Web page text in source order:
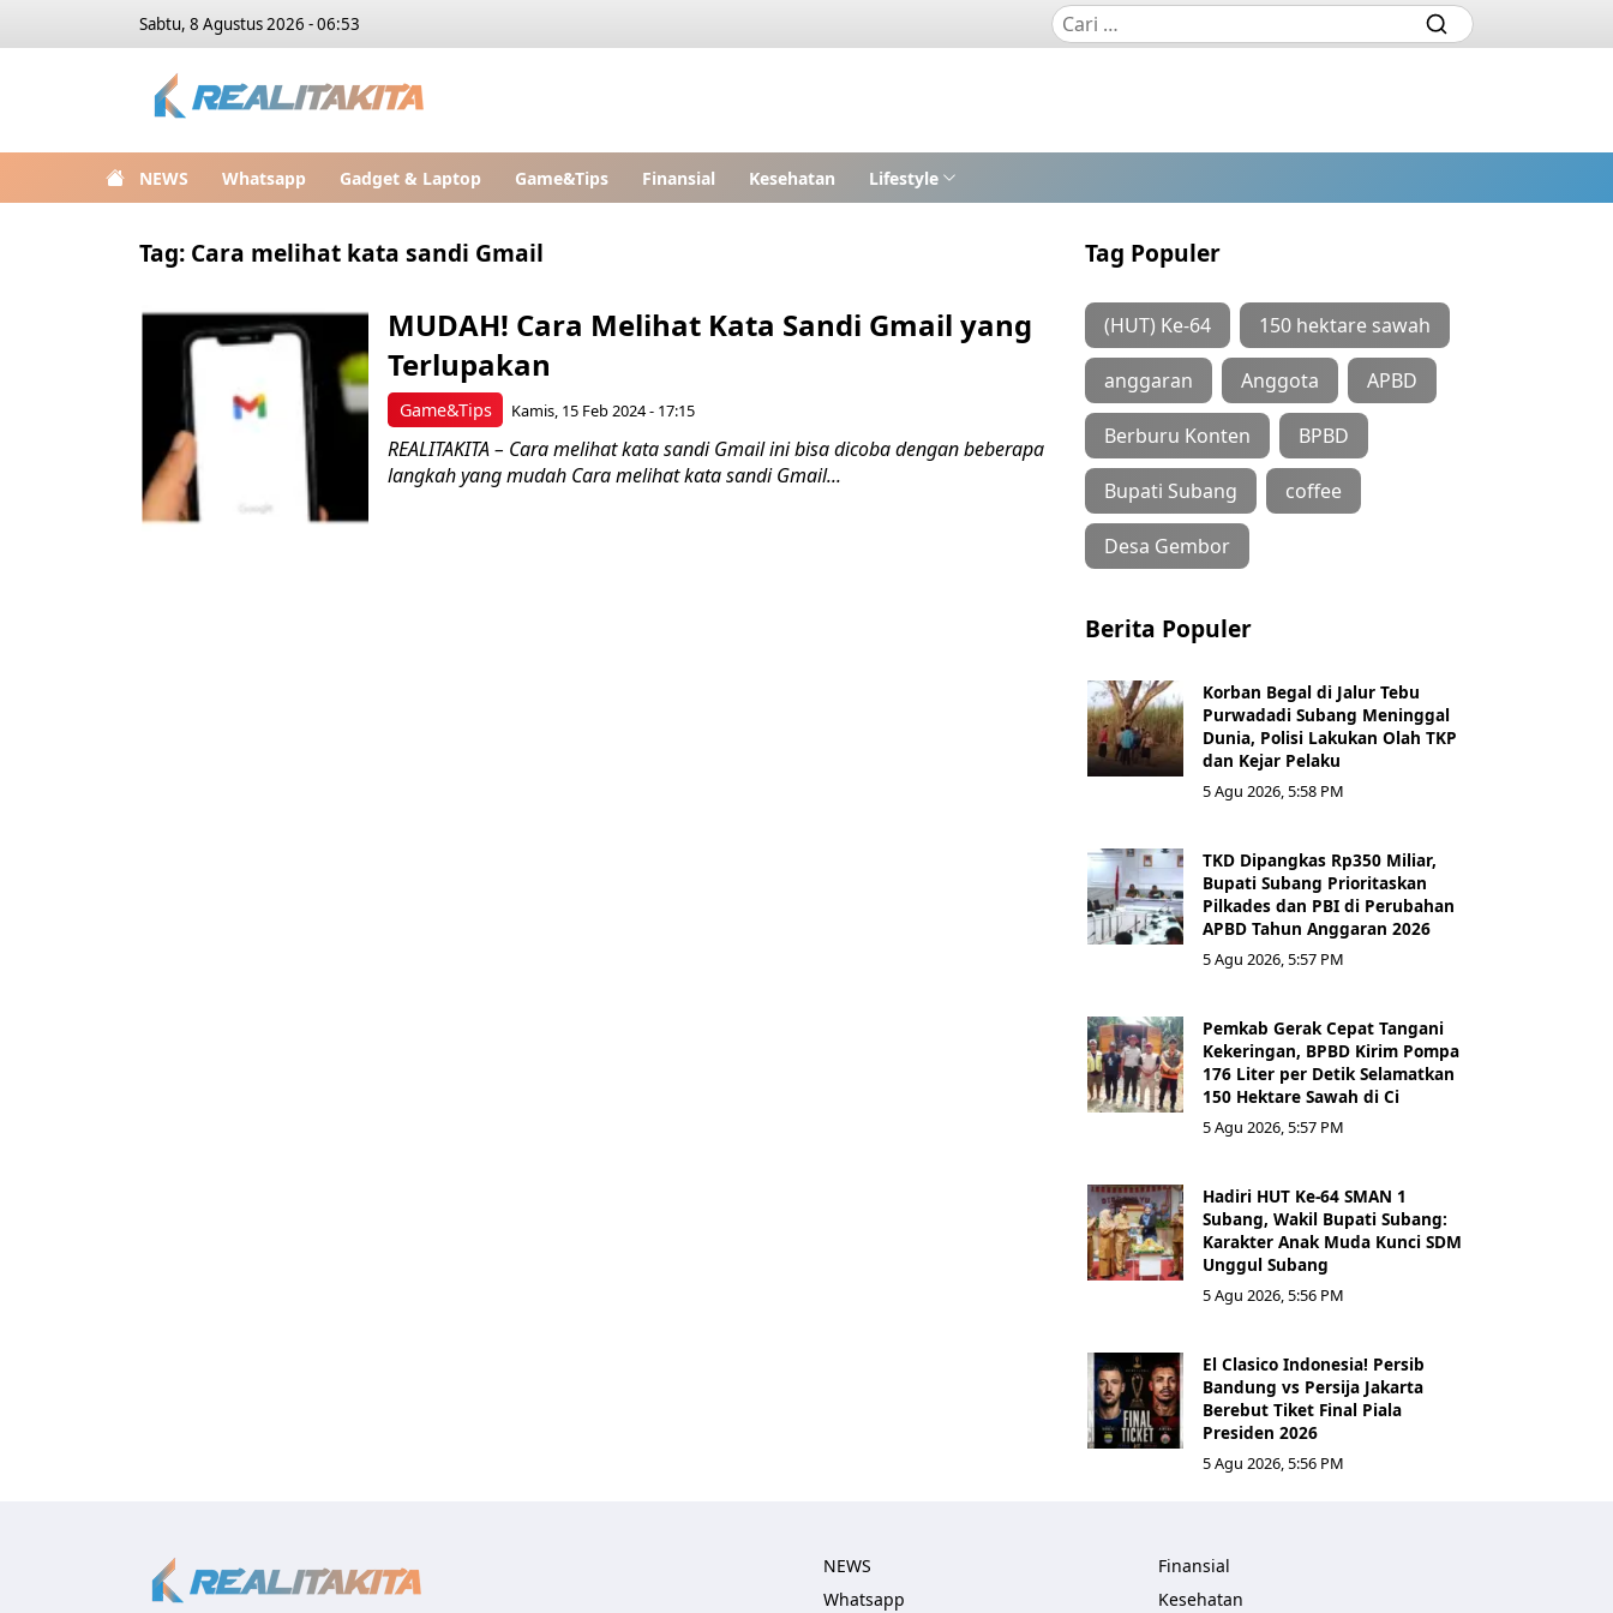
Sabtu, 8 Agustus 2026 - 06:53
NEWS Whatsapp Gadget & Laptop Game&Tips Finansial Kesehatan Lifestyle
Tag: Cara melihat kata sandi Gmail
Game&Tips
MUDAH! Cara Melihat Kata Sandi Gmail yang
Terlupakan
Kamis, 15 Feb 2024 - 17:15
REALITAKITA – Cara melihat kata sandi Gmail ini bisa dicoba dengan beberapa
langkah yang mudah Cara melihat kata sandi Gmail...
Tag Populer
(HUT) Ke-64 150 hektare sawah
anggaran Anggota APBD
Berburu Konten BPBD
Bupati Subang coffee
Desa Gembor
Berita Populer
Korban Begal di Jalur Tebu
Purwadadi Subang Meninggal
Dunia, Polisi Lakukan Olah TKP
dan Kejar Pelaku
5 Agu 2026, 5:58 PM
TKD Dipangkas Rp350 Miliar,
Bupati Subang Prioritaskan
Pilkades dan PBI di Perubahan
APBD Tahun Anggaran 2026
5 Agu 2026, 5:57 PM
Pemkab Gerak Cepat Tangani
Kekeringan, BPBD Kirim Pompa
176 Liter per Detik Selamatkan
150 Hektare Sawah di Ci
5 Agu 2026, 5:57 PM
Hadiri HUT Ke-64 SMAN 1
Subang, Wakil Bupati Subang:
Karakter Anak Muda Kunci SDM
Unggul Subang
5 Agu 2026, 5:56 PM
El Clasico Indonesia! Persib
Bandung vs Persija Jakarta
Berebut Tiket Final Piala
Presiden 2026
5 Agu 2026, 5:56 PM
NEWS
Whatsapp
Finansial
Kesehatan